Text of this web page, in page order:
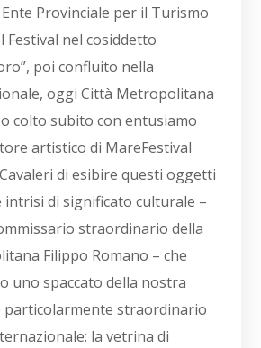
Ente Provinciale per il Turismo
nel cosiddetto
poi confluito nella
oggi Città Metropolitana
colto subito con entusiamo
artistico di MareFestival
di esibire questi oggetti
intrisi di significato culturale –
straordinario della
Filippo Romano – che
uno spaccato della nostra
particolarmente straordinario
la vetrina di